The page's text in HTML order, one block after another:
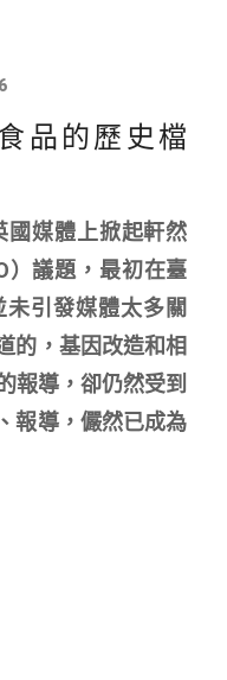
品的歷史檔
國媒體上掀起軒然
）議題，最初在臺
引發媒體太多關
的，基因改造和相
報導，卻仍然受到
報導，儼然已成為